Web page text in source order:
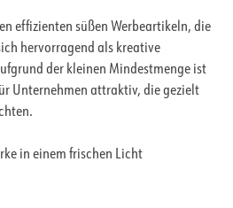
effizienten süßen Werbeartikeln, die
hervorragend als kreative
der kleinen Mindestmenge ist
Unternehmen attraktiv, die gezielt
in einem frischen Licht